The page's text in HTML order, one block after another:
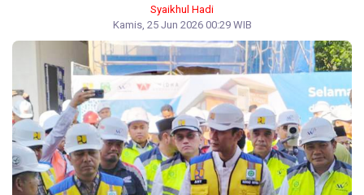
Syaikhul Hadi
Kamis, 25 Jun 2026 00:29 WIB